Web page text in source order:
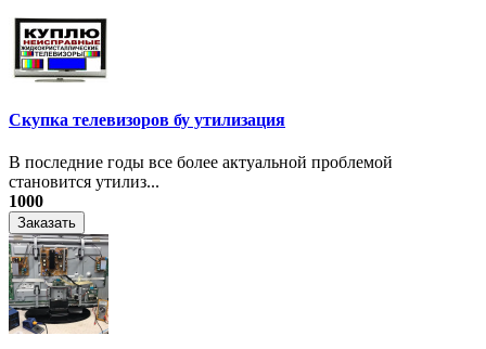
Скупка телевизоров бу утилизация
​В последние годы все более актуальной проблемой
становится утилиз...
1000
Заказать